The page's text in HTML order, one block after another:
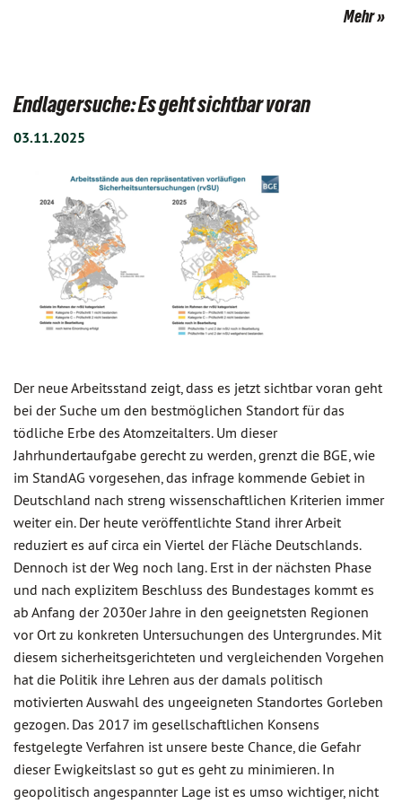
Mehr
Endlagersuche: Es geht sichtbar voran
03.11.2025
Der neue Arbeitsstand zeigt, dass es jetzt sichtbar voran geht
bei der Suche um den bestmöglichen Standort für das
tödliche Erbe des Atomzeitalters. Um dieser
Jahrhundertaufgabe gerecht zu werden, grenzt die BGE, wie
im StandAG vorgesehen, das infrage kommende Gebiet in
Deutschland nach streng wissenschaftlichen Kriterien immer
weiter ein. Der heute veröffentlichte Stand ihrer Arbeit
reduziert es auf circa ein Viertel der Fläche Deutschlands.
Dennoch ist der Weg noch lang. Erst in der nächsten Phase
und nach explizitem Beschluss des Bundestages kommt es
ab Anfang der 2030er Jahre in den geeignetsten Regionen
vor Ort zu konkreten Untersuchungen des Untergrundes. Mit
diesem sicherheitsgerichteten und vergleichenden Vorgehen
hat die Politik ihre Lehren aus der damals politisch
motivierten Auswahl des ungeeigneten Standortes Gorleben
gezogen. Das 2017 im gesellschaftlichen Konsens
festgelegte Verfahren ist unsere beste Chance, die Gefahr
dieser Ewigkeitslast so gut es geht zu minimieren. In
geopolitisch angespannter Lage ist es umso wichtiger, nicht